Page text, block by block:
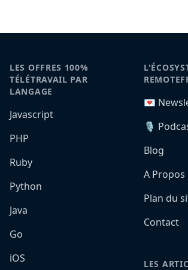
LES OFFRES 100%
TÉLÉTRAVAIL PAR
LANGAGE
Javascript
PHP
Ruby
Python
Java
Go
iOS
💌
🎙️
Blog
A Propos
Plan du
Contact
LES